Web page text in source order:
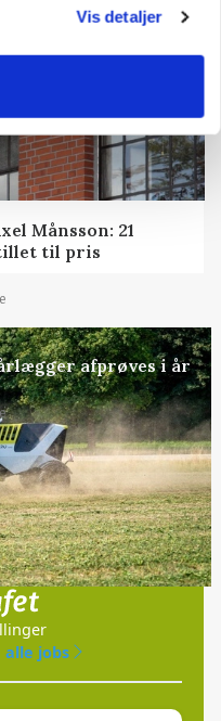
Vis detaljer
Månsson: 21
til pris
afprøves i år
med
alle jobs